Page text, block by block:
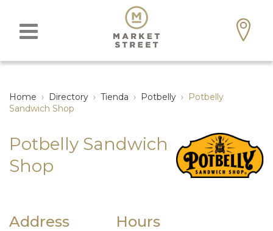
Home › Directory › Tienda › Potbelly › Potbelly
Sandwich Shop
Potbelly Sandwich
Shop
Address Hours